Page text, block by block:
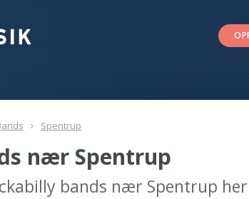
Spentrup
nær Spentrup
bands nær Spentrup her